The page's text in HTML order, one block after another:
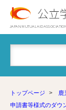
公立
JAPAN MUTUAL AID
トップページ > 鹿
申請書等様式のダウ